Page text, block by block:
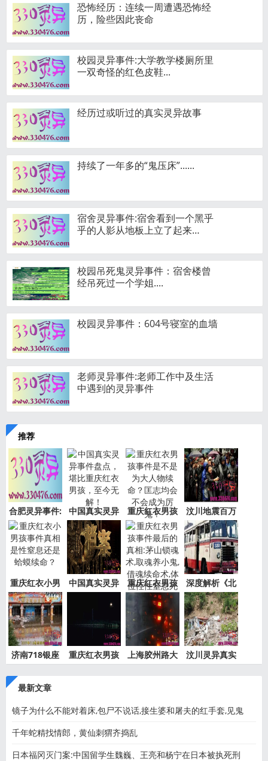
恐怖经历：连续一周遭遇恐怖经
历，险些因此丧命
校园灵异事件:大学教学楼厕所里
一双奇怪的红色皮鞋...
经历过或听过的真实灵异故事
持续了一年多的“鬼压床”......
宿舍灵异事件:宿舍看到一个黑乎
乎的人影从地板上立了起来…
校园吊死鬼灵异事件：宿舍楼曾
经吊死过一个学姐....
校园灵异事件：604号寝室的血墙
老师灵异事件:老师工作中及生活
中遇到的灵异事件
推荐
合肥灵异事件:
新加坡
中国真实灵异
事件盘
重庆红衣男孩
事件是
汶川地震百万
“阴兵
重庆红衣小男
孩事件
中国真实灵异
重庆红衣男孩
事件最
深度解析《北
京公交
济南718银座
重庆红衣男孩
上海胶州路大
汶川灵异真实
最新文章
镜子为什么不能对着床,包尸不说话,接生婆和屠夫的红手套,见鬼
千年蛇精找情郎，黄仙刺猬齐捣乱
日本福冈灭门案:中国留学生魏巍、王亮和杨宁在日本被执死刑